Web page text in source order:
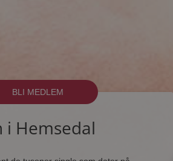
BLI MEDLEM
i Hemsedal